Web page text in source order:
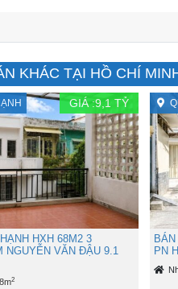
KHÁC TẠI HỒ CHÍ
GIÁ :9,1 TỶ
HXH 68M2 3
NGUYỄN VĂN ĐẬU 9.1
2
PN